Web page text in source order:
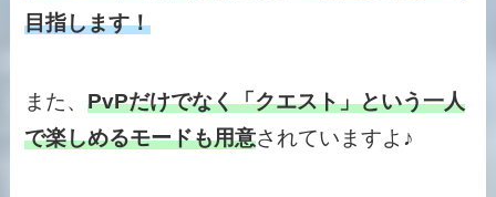
目指します！
また、PvPだけでなく「クエスト」という一人
で楽しめるモードも用意されていますよ♪